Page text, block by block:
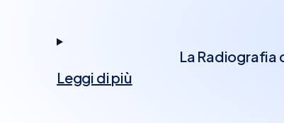
La Radiografia
Leggi di più